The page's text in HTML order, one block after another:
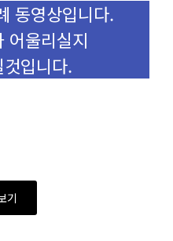
동영상입니다.
어울리실지
입니다.
기